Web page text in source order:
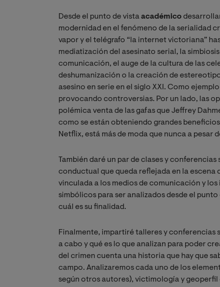
Desde el punto de vistaacadémico
modernidad en el fenómeno de la serialidad
vapor y el telégrafo “la internet victoriana”
mediatización del asesinato serial, la
comunicación, el auge de la cultura de las
deshumanización o la creación de
asesino en serie en el siglo XXI. Como
provocando controversias. Por un lado, las
polémica venta de las gafas que Jeffrey
como se están obteniendo grandes
Netflix, está más de moda que nunca a pesar
También daré un par de clases y
conductual que queda reflejada en la escena
vinculada a los medios de comunicación y
simbólicos para ser analizados desde el
cuál es su finalidad.
Finalmente, impartiré talleres y conferencias
a cabo y qué es lo que analizan para poder
del crimen cuenta una historia que hay que
campo. Analizaremos cada uno de los
según otros autores), victimología y